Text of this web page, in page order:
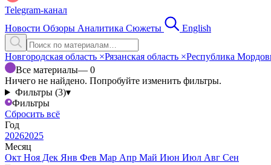
Telegram-канал
Новости Обзоры Аналитика Сюжеты English
Новгородская область ×Рязанская область ×Республика
Все материалы— 0
Ничего не найдено. Попробуйте изменить фильтры.
Фильтры (3)▾
Фильтры
Сбросить всё
Год
20262025
Месяц
Окт Ноя Дек Янв Фев Мар Апр Май Июн Июл Авг Сен